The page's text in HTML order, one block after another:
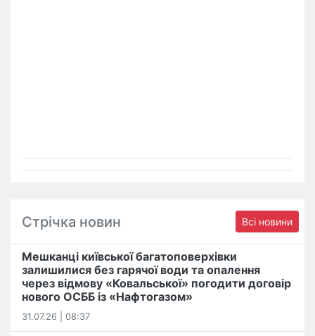
Стрічка новин Всі новини
Мешканці київської багатоповерхівки
залишилися без гарячої води та опалення
через відмову «Ковальської» погодити договір
нового ОСББ із «Нафтогазом»
31.07.26 | 08:37